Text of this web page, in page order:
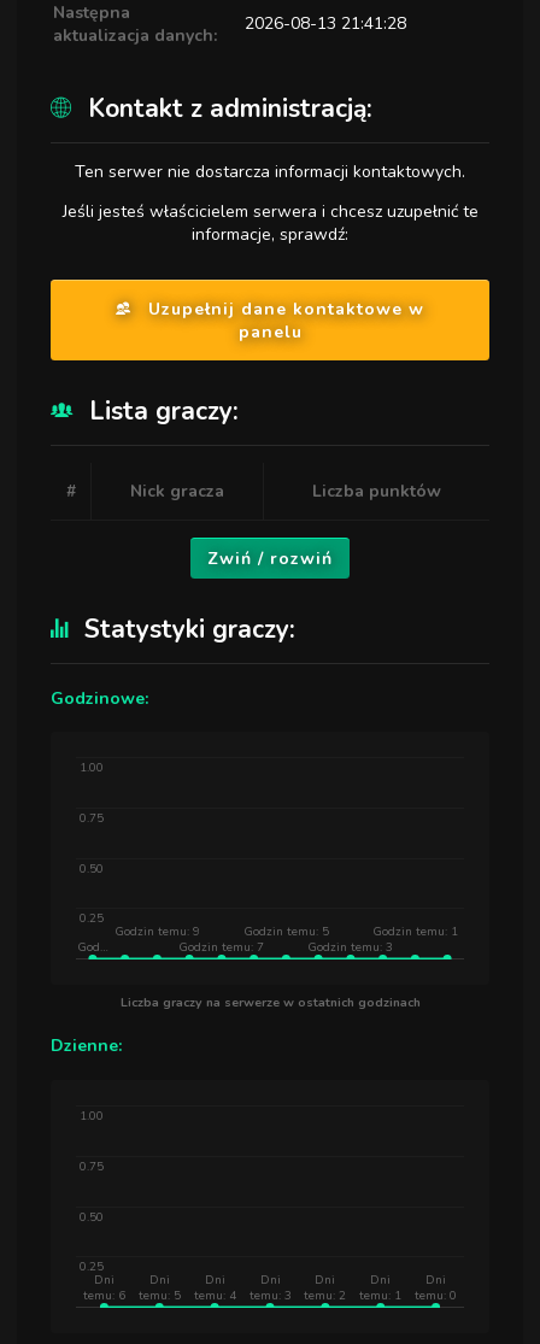
Następna
aktualizacja danych:
2026-08-13 21:41:28
Kontakt z administracją:
Ten serwer nie dostarcza informacji kontaktowych.
Jeśli jesteś właścicielem serwera i chcesz uzupełnić te
informacje, sprawdź:
Uzupełnij dane kontaktowe w
panelu
Lista graczy:
# Nick gracza Liczba punktów
Zwiń / rozwiń
Statystyki graczy:
Godzinowe:
God…
Godzin temu: 9
Godzin temu: 7
Godzin temu: 5
Godzin temu: 3
Godzin temu: 1
0.25
0.50
0.75
1.00
Liczba graczy na serwerze w ostatnich godzinach
Dzienne:
temu: 6
Dni
temu: 5
Dni
temu: 4
Dni
temu: 3
Dni
temu: 2
Dni
temu: 1
Dni
temu: 0
Dni
0.25
0.50
0.75
1.00